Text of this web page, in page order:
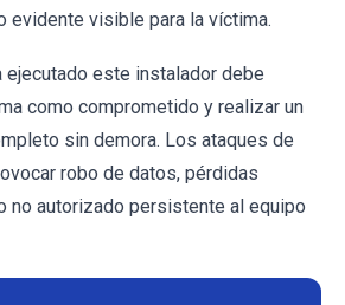
evidente visible para la víctima.
ejecutado este instalador debe
como comprometido y realizar un
sin demora. Los ataques de
robo de datos, pérdidas
no autorizado persistente al equipo